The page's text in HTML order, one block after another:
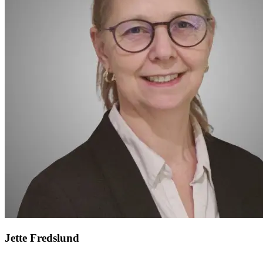
Jette Fredslund